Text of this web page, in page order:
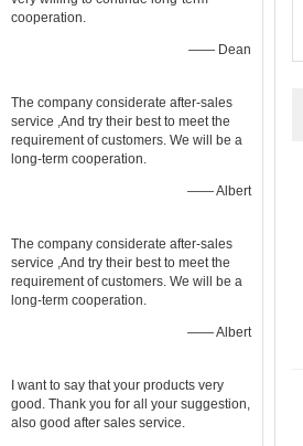
cooperation.
—— Dean
The company considerate after-sales
service ,And try their best to meet the
requirement of customers. We will be a
long-term cooperation.
—— Albert
The company considerate after-sales
service ,And try their best to meet the
requirement of customers. We will be a
long-term cooperation.
—— Albert
I want to say that your products very
good. Thank you for all your suggestion,
also good after sales service.